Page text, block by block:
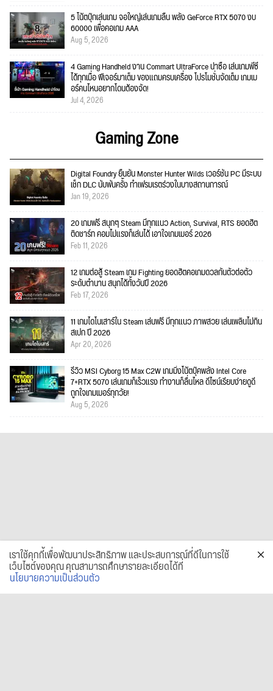
5 โน้ตบุ๊กเล่นเกม จอใหญ่เล่นเกมลื่น พลัง GeForce RTX 5070 งบ
60000 เพื่อคอเกม AAA
Aug 5, 2026
4 Gaming Handheld งาน Commart UltraForce น่าซื้อ เล่นเกมพีซี
ได้ทุกเมื่อ ฟีเจอร์มาเต็ม ของแถมครบเครื่อง โปรโมชั่นจัดเต็ม เกมเม
อร์คนไหนอยากโดนต้องจัด!
Jul 4, 2026
Gaming Zone
Digital Foundry ยืนยัน Monster Hunter Wilds เวอร์ชัน PC มีระบบ
เช็ก DLC นับพันครั้ง ทำเฟรมเรตร่วงในบางสถานการณ์
Jan 19, 2026
20 เกมฟรี สนุกๆ Steam มีทุกแนว Action, Survival, RTS ยอดฮิต
ติดชาร์ท คอมไม่แรงก็เล่นได้ เอาใจเกมเมอร์ 2026
Feb 11, 2026
12 เกมต่อสู้ Steam เกม Fighting ยอดฮิตคอเกมดวลกันตัวต่อตัว
ระดับตำนาน สนุกได้ทั้งวันปี 2026
Feb 17, 2026
11 เกมไดโนเสาร์ใน Steam เล่นฟรี มีทุกแนว ภาพสวย เล่นเพลินไม่กิน
สเปก ปี 2026
Apr 20, 2026
รีวิว MSI Cyborg 15 Max C2W เกมมิ่งโน้ตบุ๊คพลัง Intel Core
7+RTX 5070 เล่นเกมก็เร็วแรง ทำงานก็ลื่นไหล ดีไซน์เรียบง่ายดูดี
ถูกใจเกมเมอร์ทุกวัย!
Aug 5, 2026
เราใช้คุกกี้เพื่อพัฒนาประสิทธิภาพ และประสบการณ์ที่ดีในการใช้
เว็บไซต์ของคุณ คุณสามารถศึกษารายละเอียดได้ที่
นโยบายความเป็นส่วนตัว